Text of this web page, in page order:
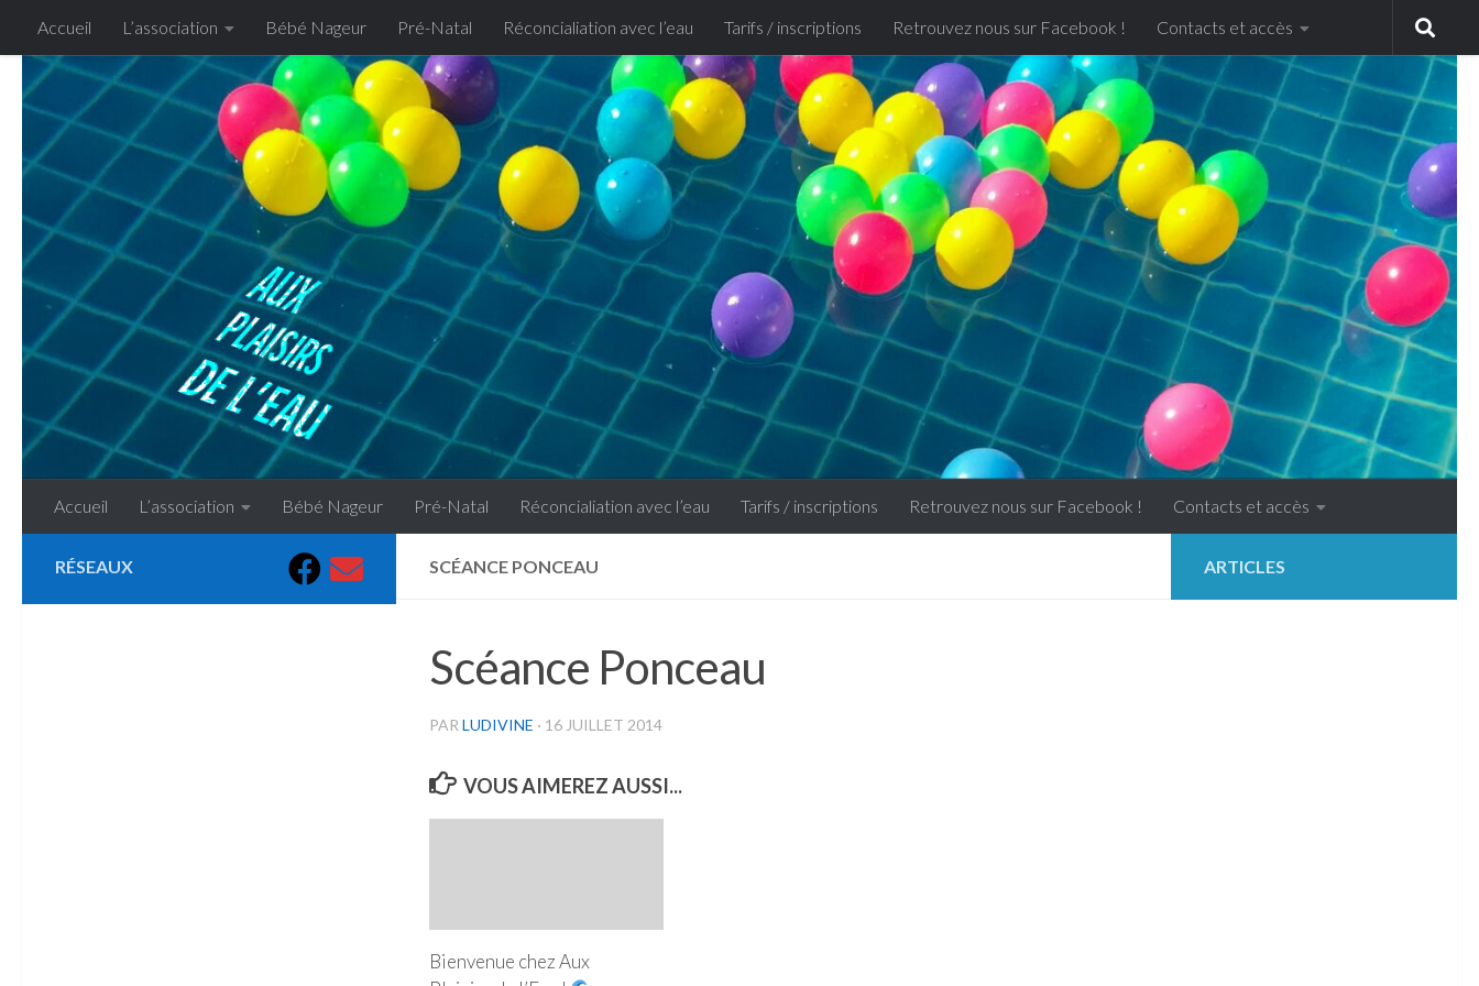
Skip to content
Accueil L’association Bébé Nageur Pré-Natal Réconcialiation avec l’eau Tarifs / inscriptions Retrouvez nous sur Facebook ! Contacts et accès
Accueil L’association Bébé Nageur Pré-Natal Réconcialiation avec l’eau Tarifs / inscriptions Retrouvez nous sur Facebook ! Contacts et accès
SCÉANCE PONCEAU
Scéance Ponceau
PAR LUDIVINE · 16 JUILLET 2014
VOUS AIMEREZ AUSSI...
Bienvenue chez Aux
RÉSEAUX ARTICLES